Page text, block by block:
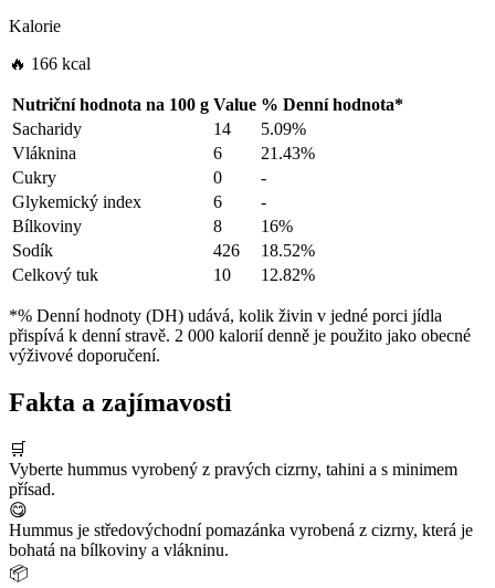
Kalorie
🔥 166 kcal
Nutriční hodnota na 100 g Value % Denní hodnota*
Sacharidy
14
5.09%
Vláknina
6
21.43%
Cukry
0
-
Glykemický index
6
-
Bílkoviny
8
16%
Sodík
426
18.52%
Celkový tuk
10 12.82%
*% Denní hodnoty (DH) udává, kolik živin v jedné porci jídla
přispívá k denní stravě. 2 000 kalorií denně je použito jako obecné
výživové doporučení.
Fakta a zajímavosti
🛒
Vyberte hummus vyrobený z pravých cizrny, tahini a s minimem
přísad.
😋
Hummus je středovýchodní pomazánka vyrobená z cizrny, která je
bohatá na bílkoviny a vlákninu.
📦